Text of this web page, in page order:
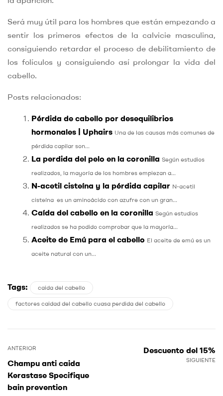
Será muy útil para los hombres que están empezando a
sentir los primeros efectos de la calvicie masculina,
consiguiendo retardar el proceso de debilitamiento de
los folículos y consiguiendo así prolongar la vida del
cabello.
Posts relacionados:
Pérdida de cabello por desequilibrios
hormonales | Uphairs Una de las causas más comunes de
pérdida capilar son...
La perdida del pelo en la coronilla Según estudios
realizados, la mayoría de los hombres empiezan a...
N-acetil cisteína y la pérdida capilar N-acetil
cisteína es un aminoácido con azufre con un gran...
Caída del cabello en la coronilla Según estudios
realizados se ha podido comprobar que la mayoría...
Aceite de Emú para el cabello El aceite de emú es un
aceite natural con un...
Tags: caida del cabello
factores caidad del cabello cuasa perdida del cabello
ANTERIOR
Champu anti caida
Kerastase Specifique
bain prevention
SIGUIENTE
Descuento del 15%